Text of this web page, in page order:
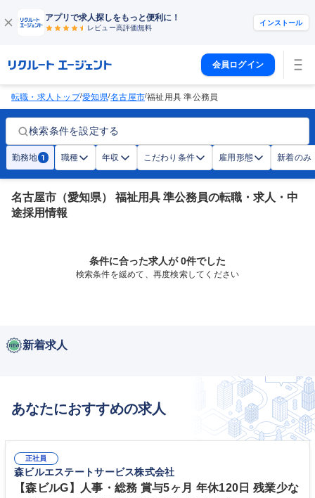
アプリで求人探しをもっと便利に！
レビュー高評価無料
インストール
会員ログイン
転職・求人トップ/愛知県/名古屋市/福祉用具 準公務員
検索条件を設定する
勤務地 1 職種 年収 こだわり条件 雇用形態 新着のみ
名古屋市（愛知県） 福祉用具 準公務員の転職・求人・中
途採用情報
条件に合った求人が 0件でした
検索条件を緩めて、再度検索してください
新着求人
あなたにおすすめの求人
正社員
森ビルエステートサービス株式会社
【森ビルG】人事・総務 賞与5ヶ月 年休120日 残業少な